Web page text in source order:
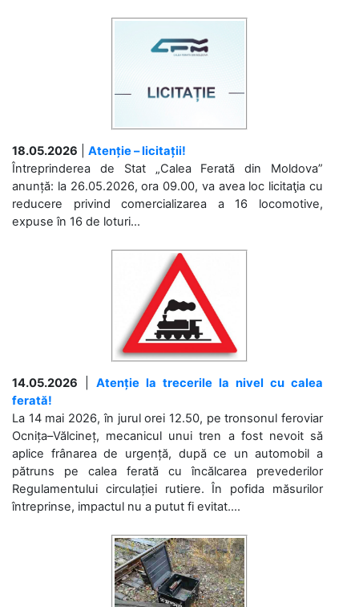
18.05.2026
Atenție – licitații!
Întreprinderea de Stat „Calea Ferată din Moldova”
anunță: la 26.05.2026, ora 09.00, va avea loc licitaţia cu
reducere privind comercializarea a 16 locomotive,
expuse în 16 de loturi...
14.05.2026
Atenție la trecerile la nivel cu calea
ferată!
La 14 mai 2026, în jurul orei 12.50, pe tronsonul feroviar
Ocnița–Vălcineț, mecanicul unui tren a fost nevoit să
aplice frânarea de urgență, după ce un automobil a
pătruns pe calea ferată cu încălcarea prevederilor
Regulamentului circulației rutiere. În pofida măsurilor
întreprinse, impactul nu a putut fi evitat....